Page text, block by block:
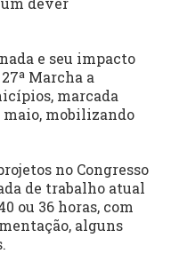
e seu impacto
Marcha a
marcada
maio, mobilizando
no Congresso
de trabalho atual
ou 36 horas, com
alguns